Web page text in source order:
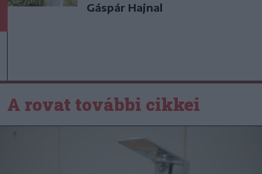
Gáspár Hajnal
A rovat további cikkei